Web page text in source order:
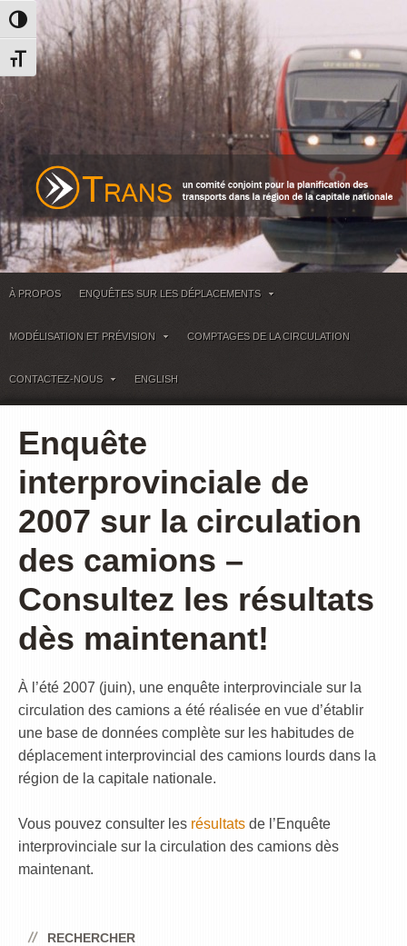
Passer en contraste élevé
Changer la taille de la police
À PROPOS ENQUÊTES SUR LES DÉPLACEMENTS
MODÉLISATION ET PRÉVISION COMPTAGES DE LA CIRCULATION
CONTACTEZ-NOUS ENGLISH
Enquête
interprovinciale de
2007 sur la circulation
des camions –
Consultez les résultats
dès maintenant!
À l’été 2007 (juin), une enquête interprovinciale sur la
circulation des camions a été réalisée en vue d’établir
une base de données complète sur les habitudes de
déplacement interprovincial des camions lourds dans la
région de la capitale nationale.
Vous pouvez consulter les résultats de l’Enquête
interprovinciale sur la circulation des camions dès
maintenant.
RECHERCHER